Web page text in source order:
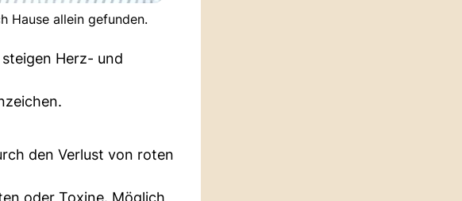
Hause allein gefunden.
Herz- und
den Verlust von roten
oder Toxine. Möglich